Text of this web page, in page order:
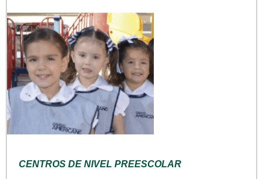
CENTROS DE NIVEL PREESCOLAR